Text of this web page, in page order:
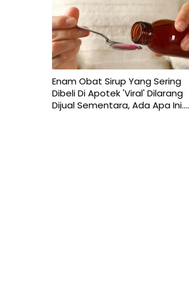
Enam Obat Sirup Yang Sering
Dibeli Di Apotek 'Viral' Dilarang
Dijual Sementara, Ada Apa Ini....